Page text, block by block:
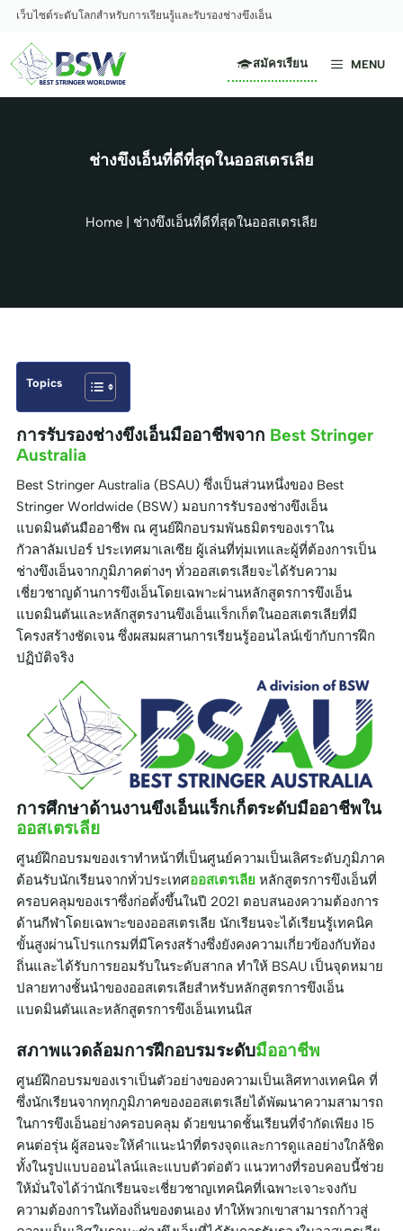
Skip
content
เว็บไซต์ระดับโลกสำหรับการเรียนรู้และรับรองช่างขึงเอ็น
MENU
สมัครเรียน
ช่างขึงเอ็นที่ดีที่สุดในออสเตรเลีย
Home ช่างขึงเอ็นที่ดีที่สุดในออสเตรเลีย
Topics
การรับรองช่างขึงเอ็นมืออาชีพจาก Best Stringer
Australia
Best Stringer Australia (BSAU) ซึ่งเป็นส่วนหนึ่งของ Best
Stringer Worldwide (BSW) มอบการรับรองช่างขึงเอ็น
แบดมินตันมืออาชีพ ณ ศูนย์ฝึกอบรมพันธมิตรของเราใน
กัวลาลัมเปอร์ ประเทศมาเลเซีย ผู้เล่นที่ทุ่มเทและผู้ที่ต้องการเป็น
ช่างขึงเอ็นจากภูมิภาคต่างๆ ทั่วออสเตรเลียจะได้รับความ
เชี่ยวชาญด้านการขึงเอ็นโดยเฉพาะผ่านหลักสูตรการขึงเอ็น
แบดมินตันและหลักสูตรงานขึงเอ็นแร็กเก็ตในออสเตรเลียที่มี
โครงสร้างชัดเจน ซึ่งผสมผสานการเรียนรู้ออนไลน์เข้ากับการฝึก
ปฏิบัติจริง
การศึกษาด้านงานขึงเอ็นแร็กเก็ตระดับมืออาชีพใน
ออสเตรเลีย
ศูนย์ฝึกอบรมของเราทำหน้าที่เป็นศูนย์ความเป็นเลิศระดับภูมิภาค
ต้อนรับนักเรียนจากทั่วประเทศออสเตรเลีย หลักสูตรการขึงเอ็นที่
ครอบคลุมของเราซึ่งก่อตั้งขึ้นในปี 2021 ตอบสนองความต้องการ
ด้านกีฬาโดยเฉพาะของออสเตรเลีย นักเรียนจะได้เรียนรู้เทคนิค
ขั้นสูงผ่านโปรแกรมที่มีโครงสร้างซึ่งยังคงความเกี่ยวข้องกับท้อง
ถิ่นและได้รับการยอมรับในระดับสากล ทำให้ BSAU เป็นจุดหมาย
ปลายทางชั้นนำของออสเตรเลียสำหรับหลักสูตรการขึงเอ็น
แบดมินตันและหลักสูตรการขึงเอ็นเทนนิส
สภาพแวดล้อมการฝึกอบรมระดับมืออาชีพ
ศูนย์ฝึกอบรมของเราเป็นตัวอย่างของความเป็นเลิศทางเทคนิค ที่
ซึ่งนักเรียนจากทุกภูมิภาคของออสเตรเลียได้พัฒนาความสามารถ
ในการขึงเอ็นอย่างครอบคลุม ด้วยขนาดชั้นเรียนที่จำกัดเพียง 15
คนต่อรุ่น ผู้สอนจะให้คำแนะนำที่ตรงจุดและการดูแลอย่างใกล้ชิด
ทั้งในรูปแบบออนไลน์และแบบตัวต่อตัว แนวทางที่รอบคอบนี้ช่วย
ให้มั่นใจได้ว่านักเรียนจะเชี่ยวชาญเทคนิคที่เฉพาะเจาะจงกับ
ความต้องการในท้องถิ่นของตนเอง ทำให้พวกเขาสามารถก้าวสู่